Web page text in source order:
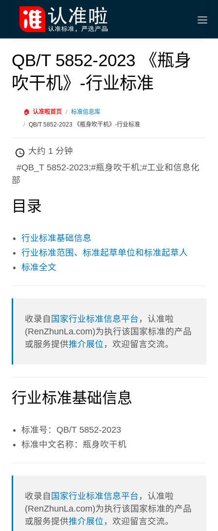
QB/T 5852-2023 《瓶身
吹干机》-行业标准
🏠 认准啦首页 / 标准信息库
/ QB/T 5852-2023 《瓶身吹干机》-行业标准
大约 1 分钟
#QB_T 5852-2023;#瓶身吹干机;#工业和信息化
部
目录
行业标准基础信息
行业标准范围、标准起草单位和标准起草人
标准全文
收录自 国家行业标准信息平台 ，认准啦
(RenZhunLa.com)为执行该国家标准的产品
或服务提供推介展位 ，欢迎留言交流。
行业标准基础信息
标准号：QB/T 5852-2023
标准中文名称：瓶身吹干机
收录自 国家行业标准信息平台 ，认准啦
(RenZhunLa.com)为执行该国家标准的产品
或服务提供推介展位 ，欢迎留言交流。